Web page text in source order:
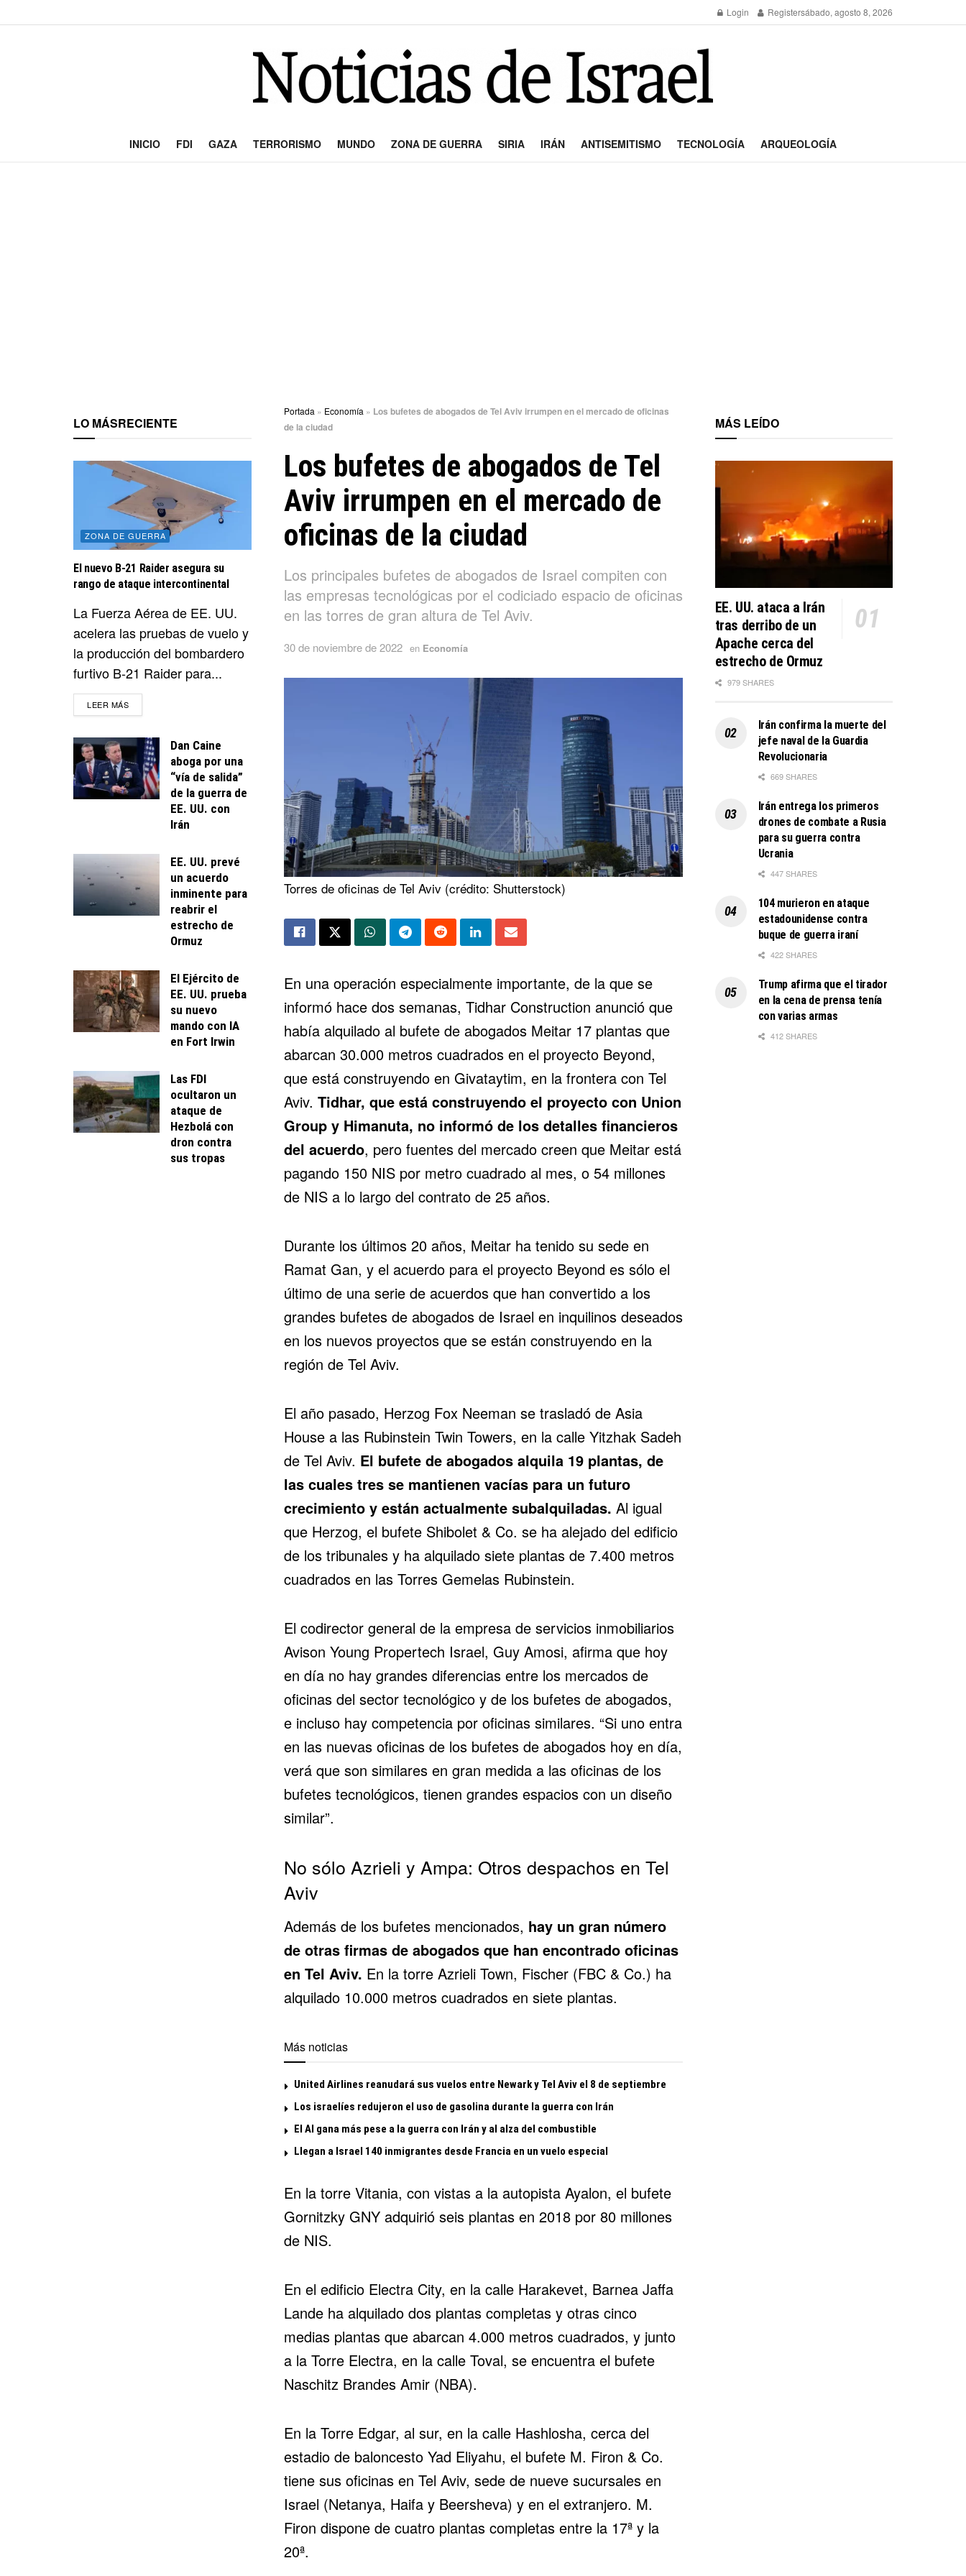
Login Registersábado, agosto 8, 2026
INICIO FDI GAZA TERRORISMO MUNDO ZONA DE GUERRA SIRIA IRÁN ANTISEMITISMO TECNOLOGÍA ARQUEOLOGÍA
Portada » Economía » Los bufetes de abogados de Tel Aviv irrumpen en el mercado de oficinas
de la ciudad
Los bufetes de abogados de Tel
Aviv irrumpen en el mercado de
oficinas de la ciudad
Los principales bufetes de abogados de Israel compiten con
las empresas tecnológicas por el codiciado espacio de oficinas
en las torres de gran altura de Tel Aviv.
30 de noviembre de 2022 en Economía
Torres de oficinas de Tel Aviv (crédito: Shutterstock)
En una operación especialmente importante, de la que se
informó hace dos semanas, Tidhar Construction anunció que
había alquilado al bufete de abogados Meitar 17 plantas que
abarcan 30.000 metros cuadrados en el proyecto Beyond,
que está construyendo en Givataytim, en la frontera con Tel
Aviv. Tidhar, que está construyendo el proyecto con Union
Group y Himanuta, no informó de los detalles financieros
del acuerdo, pero fuentes del mercado creen que Meitar está
pagando 150 NIS por metro cuadrado al mes, o 54 millones
de NIS a lo largo del contrato de 25 años.
Durante los últimos 20 años, Meitar ha tenido su sede en
Ramat Gan, y el acuerdo para el proyecto Beyond es sólo el
último de una serie de acuerdos que han convertido a los
grandes bufetes de abogados de Israel en inquilinos deseados
en los nuevos proyectos que se están construyendo en la
región de Tel Aviv.
El año pasado, Herzog Fox Neeman se trasladó de Asia
House a las Rubinstein Twin Towers, en la calle Yitzhak Sadeh
de Tel Aviv. El bufete de abogados alquila 19 plantas, de
las cuales tres se mantienen vacías para un futuro
crecimiento y están actualmente subalquiladas. Al igual
que Herzog, el bufete Shibolet & Co. se ha alejado del edificio
de los tribunales y ha alquilado siete plantas de 7.400 metros
cuadrados en las Torres Gemelas Rubinstein.
El codirector general de la empresa de servicios inmobiliarios
Avison Young Propertech Israel, Guy Amosi, afirma que hoy
en día no hay grandes diferencias entre los mercados de
oficinas del sector tecnológico y de los bufetes de abogados,
e incluso hay competencia por oficinas similares. “Si uno entra
en las nuevas oficinas de los bufetes de abogados hoy en día,
verá que son similares en gran medida a las oficinas de los
bufetes tecnológicos, tienen grandes espacios con un diseño
similar”.
No sólo Azrieli y Ampa: Otros despachos en Tel
Aviv
Además de los bufetes mencionados, hay un gran número
de otras firmas de abogados que han encontrado oficinas
en Tel Aviv. En la torre Azrieli Town, Fischer (FBC & Co.) ha
alquilado 10.000 metros cuadrados en siete plantas.
Más noticias
United Airlines reanudará sus vuelos entre Newark y Tel Aviv el 8 de septiembre
Los israelíes redujeron el uso de gasolina durante la guerra con Irán
El Al gana más pese a la guerra con Irán y al alza del combustible
Llegan a Israel 140 inmigrantes desde Francia en un vuelo especial
En la torre Vitania, con vistas a la autopista Ayalon, el bufete
Gornitzky GNY adquirió seis plantas en 2018 por 80 millones
de NIS.
En el edificio Electra City, en la calle Harakevet, Barnea Jaffa
Lande ha alquilado dos plantas completas y otras cinco
medias plantas que abarcan 4.000 metros cuadrados, y junto
a la Torre Electra, en la calle Toval, se encuentra el bufete
Naschitz Brandes Amir (NBA).
En la Torre Edgar, al sur, en la calle Hashlosha, cerca del
estadio de baloncesto Yad Eliyahu, el bufete M. Firon & Co.
tiene sus oficinas en Tel Aviv, sede de nueve sucursales en
Israel (Netanya, Haifa y Beersheva) y en el extranjero. M.
Firon dispone de cuatro plantas completas entre la 17ª y la
20ª.
LO MÁSRECIENTE
ZONA DE GUERRA
El nuevo B-21 Raider asegura su
rango de ataque intercontinental
La Fuerza Aérea de EE. UU.
acelera las pruebas de vuelo y
la producción del bombardero
furtivo B-21 Raider para...
LEER MÁSDETAILS
Dan Caine
aboga por una
“vía de salida”
de la guerra de
EE. UU. con
Irán
EE. UU. prevé
un acuerdo
inminente para
reabrir el
estrecho de
Ormuz
El Ejército de
EE. UU. prueba
su nuevo
mando con IA
en Fort Irwin
Las FDI
ocultaron un
ataque de
Hezbolá con
dron contra
sus tropas
MÁS LEÍDO
EE. UU. ataca a Irán
tras derribo de un
Apache cerca del
estrecho de Ormuz
979 SHARES
Irán confirma la muerte del
jefe naval de la Guardia
Revolucionaria
669 SHARES
Irán entrega los primeros
drones de combate a Rusia
para su guerra contra
Ucrania
447 SHARES
104 murieron en ataque
estadounidense contra
buque de guerra iraní
422 SHARES
Trump afirma que el tirador
en la cena de prensa tenía
con varias armas
412 SHARES